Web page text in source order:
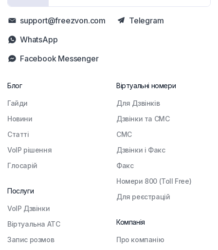
support@freezvon.com
Facebook Messenger
Telegram
WhatsApp
Блог
Гайди
Новини
Статті
VoIP рішення
Глосарій
Послуги
VoIP Дзвінки
Віртуальна АТС
Запис розмов
Віртуальні номери
Для Дзвінків
Дзвінки та СМС
СМС
Дзвінки і Факс
Факс
Номери 800 (Toll Free)
Для реєстрацій
Компанія
Про компанію